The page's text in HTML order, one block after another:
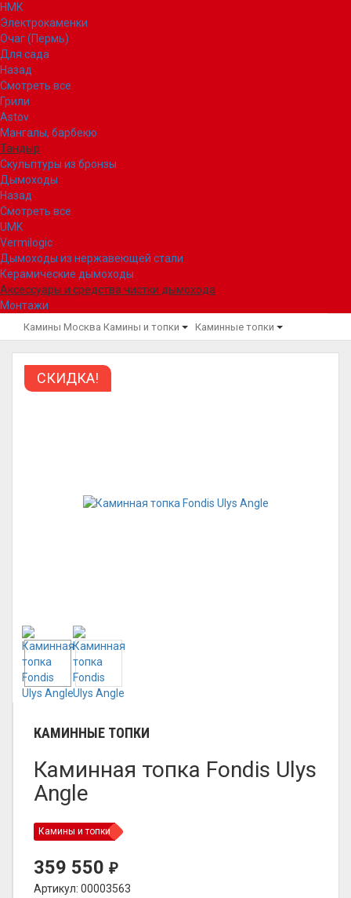
НМК
Электрокаменки
Очаг (Пермь)
Для сада
Назад
Смотреть все
Грили
Astov
Мангалы, барбекю
Тандыр
Скульптуры из бронзы
Дымоходы
Назад
Смотреть все
UMK
Vermilogic
Дымоходы из нержавеющей стали
Керамические дымоходы
Аксессуары и средства чистки дымохода
Монтажи
Камины Москва Камины и топки Каминные топки
СКИДКА!
КАМИННЫЕ ТОПКИ
Каминная топка Fondis Ulys
Angle
Камины и топки
359 550 ₽
Артикул: 00003563